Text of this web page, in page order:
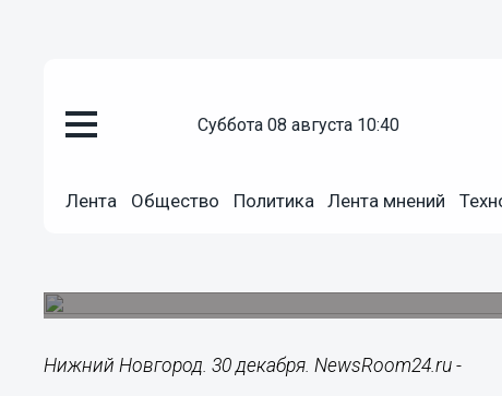
суббота 08 августа 10:40
Лента Общество Политика Лента мнений
Житель Лысковского района до
Нижний Новгород. 30 декабря. NewsRoom24.ru -